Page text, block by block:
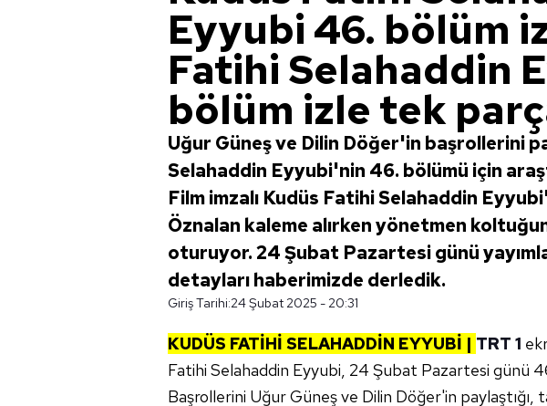
Eyyubi 46. bölüm
Fatihi Selahaddin
bölüm izle tek
Uğur Güneş ve Dilin Döğer'in başrollerini
Selahaddin Eyyubi'nin 46. bölümü için
Film imzalı Kudüs Fatihi Selahaddin
Öznalan kaleme alırken yönetmen
oturuyor. 24 Şubat Pazartesi günü
detayları haberimizde derledik.
Giriş Tarihi:24 Şubat 2025 - 20:31
KUDÜS FATİHİ SELAHADDİN EYYUBİ | TRT 1
Fatihi Selahaddin Eyyubi, 24 Şubat Pazartesi günü
Başrollerini Uğur Güneş ve Dilin Döğer'in paylaştığı,